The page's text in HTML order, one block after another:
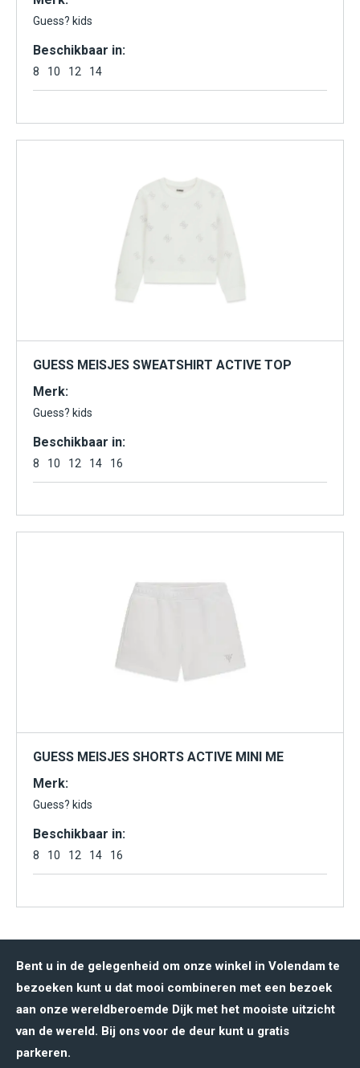
Guess? kids
Beschikbaar in:
8 10 12 14
GUESS MEISJES SWEATSHIRT ACTIVE TOP
Merk:
Guess? kids
Beschikbaar in:
8 10 12 14 16
GUESS MEISJES SHORTS ACTIVE MINI ME
Merk:
Guess? kids
Beschikbaar in:
8 10 12 14 16
Bent u in de gelegenheid om onze winkel in Volendam te
bezoeken kunt u dat mooi combineren met een bezoek
aan onze wereldberoemde Dijk met het mooiste uitzicht
van de wereld. Bij ons voor de deur kunt u gratis
parkeren.